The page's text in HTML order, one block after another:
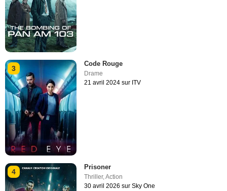
3
Code Rouge
Drame
21 avril 2024 sur ITV
4
Prisoner
Thriller,Action
30 avril 2026 sur Sky One